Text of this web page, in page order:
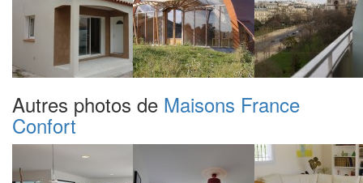
Autres photos de Maisons France
Confort